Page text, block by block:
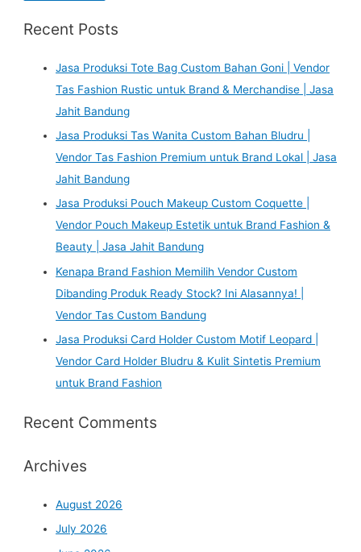
Recent Posts
Jasa Produksi Tote Bag Custom Bahan Goni | Vendor
Tas Fashion Rustic untuk Brand & Merchandise | Jasa
Jahit Bandung
Jasa Produksi Tas Wanita Custom Bahan Bludru |
Vendor Tas Fashion Premium untuk Brand Lokal | Jasa
Jahit Bandung
Jasa Produksi Pouch Makeup Custom Coquette |
Vendor Pouch Makeup Estetik untuk Brand Fashion &
Beauty | Jasa Jahit Bandung
Kenapa Brand Fashion Memilih Vendor Custom
Dibanding Produk Ready Stock? Ini Alasannya! |
Vendor Tas Custom Bandung
Jasa Produksi Card Holder Custom Motif Leopard |
Vendor Card Holder Bludru & Kulit Sintetis Premium
untuk Brand Fashion
Recent Comments
Archives
August 2026
July 2026